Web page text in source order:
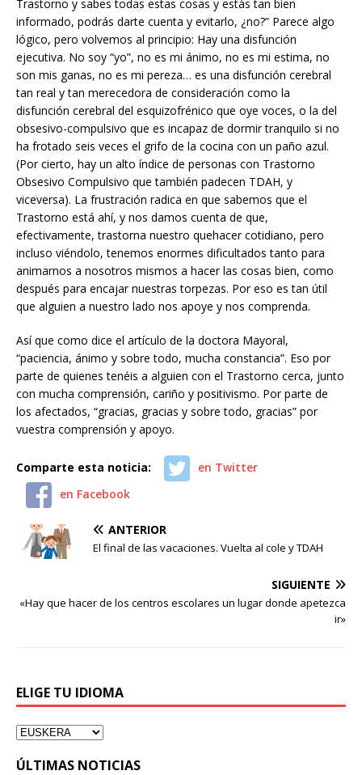
Trastorno y sabes todas estas cosas y estás tan bien
informado, podrás darte cuenta y evitarlo, ¿no?” Parece algo
lógico, pero volvemos al principio: Hay una disfunción
ejecutiva. No soy “yo”, no es mi ánimo, no es mi estima, no
son mis ganas, no es mi pereza… es una disfunción cerebral
tan real y tan merecedora de consideración como la
disfunción cerebral del esquizofrénico que oye voces, o la del
obsesivo-compulsivo que es incapaz de dormir tranquilo si no
ha frotado seis veces el grifo de la cocina con un paño azul.
(Por cierto, hay un alto índice de personas con Trastorno
Obsesivo Compulsivo que también padecen TDAH, y
viceversa). La frustración radica en que sabemos que el
Trastorno está ahí, y nos damos cuenta de que,
efectivamente, trastorna nuestro quehacer cotidiano, pero
incluso viéndolo, tenemos enormes dificultados tanto para
animarnos a nosotros mismos a hacer las cosas bien, como
después para encajar nuestras torpezas. Por eso es tan útil
que alguien a nuestro lado nos apoye y nos comprenda.
Así que como dice el artículo de la doctora Mayoral,
“paciencia, ánimo y sobre todo, mucha constancia”. Eso por
parte de quienes tenéis a alguien con el Trastorno cerca, junto
con mucha comprensión, cariño y positivismo. Por parte de
los afectados, “gracias, gracias y sobre todo, gracias” por
vuestra comprensión y apoyo.
Comparte esta noticia:
en Twitter
en Facebook
ANTERIOR
El final de las vacaciones. Vuelta al cole y TDAH
SIGUIENTE
«Hay que hacer de los centros escolares un lugar donde apetezca
ir»
ELIGE TU IDIOMA
ÚLTIMAS NOTICIAS